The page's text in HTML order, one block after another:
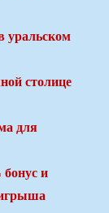
уральском
столице
для
и